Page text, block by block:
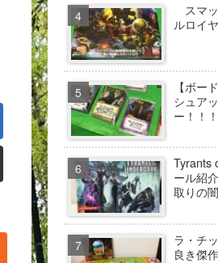
スマ
ルロイ
【ボー
シュア
ー！！！
ール紹
取りの
ラ・チ
良き傑作